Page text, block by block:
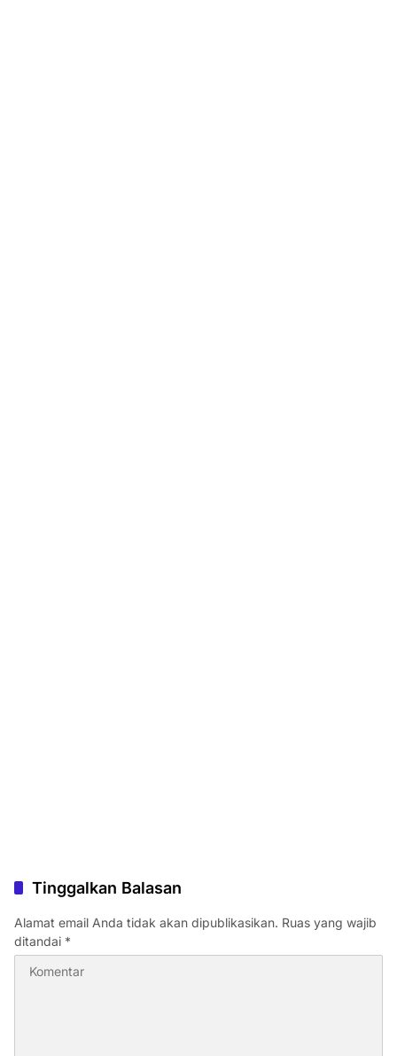
Tinggalkan Balasan
Alamat email Anda tidak akan dipublikasikan. Ruas yang wajib
ditandai *